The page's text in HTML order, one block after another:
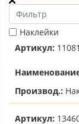
Наклейки
Артикул:
Производ.:
Артикул: